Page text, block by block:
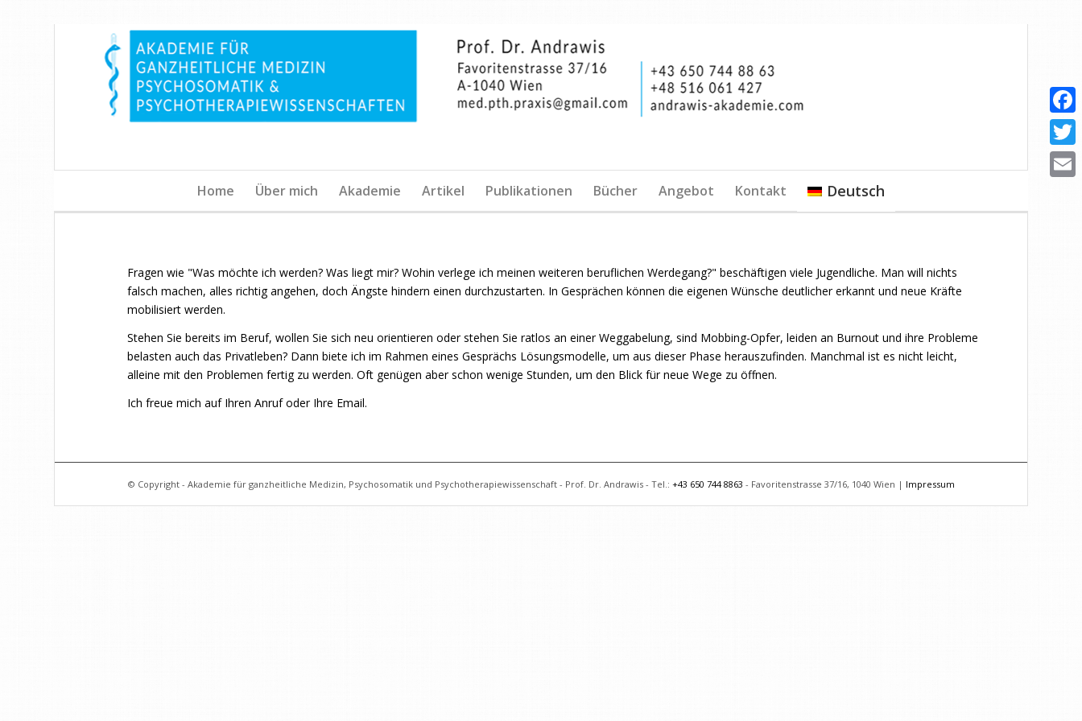
Home Über mich Akademie Artikel Publikationen Bücher Angebot Kontakt Deutsch
Fragen wie "Was möchte ich werden? Was liegt mir? Wohin verlege ich meinen weiteren beruflichen Werdegang?" beschäftigen viele Jugendliche. Man will nichts
falsch machen, alles richtig angehen, doch Ängste hindern einen durchzustarten. In Gesprächen können die eigenen Wünsche deutlicher erkannt und neue Kräfte
mobilisiert werden.
Stehen Sie bereits im Beruf, wollen Sie sich neu orientieren oder stehen Sie ratlos an einer Weggabelung, sind Mobbing-Opfer, leiden an Burnout und ihre Probleme
belasten auch das Privatleben? Dann biete ich im Rahmen eines Gesprächs Lösungsmodelle, um aus dieser Phase herauszufinden. Manchmal ist es nicht leicht,
alleine mit den Problemen fertig zu werden. Oft genügen aber schon wenige Stunden, um den Blick für neue Wege zu öffnen.
Ich freue mich auf Ihren Anruf oder Ihre Email.
© Copyright - Akademie für ganzheitliche Medizin, Psychosomatik und Psychotherapiewissenschaft - Prof. Dr. Andrawis - Tel.: +43 650 744 8863 - Favoritenstrasse 37/16, 1040 Wien | Impressum